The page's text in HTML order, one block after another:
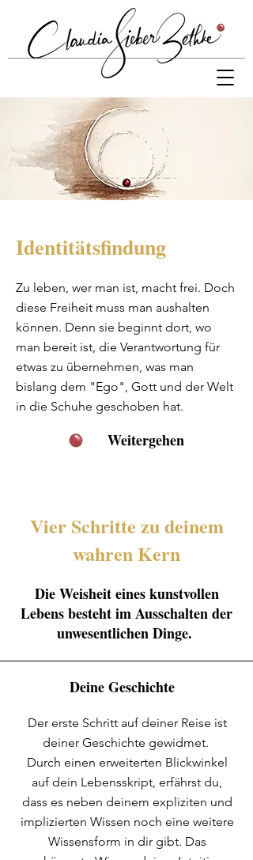
Identitätsfindung
Zu leben, wer man ist, macht frei. Doch
diese Freiheit muss man aushalten
können. Denn sie beginnt dort, wo
man bereit ist, die Verantwortung für
etwas zu übernehmen, was man
bislang dem "Ego", Gott und der Welt
in die Schuhe geschoben hat.
Weitergehen
Vier Schritte zu deinem
wahren Kern
Die Weisheit eines kunstvollen
Lebens besteht im Ausschalten der
unwesentlichen Dinge.
Deine Geschichte
Der erste Schritt auf deiner Reise ist
deiner Geschichte gewidmet.
Durch einen erweiterten Blickwinkel
auf dein Lebensskript, erfährst du,
dass es neben deinem expliziten und
implizierten Wissen noch eine weitere
Wissensform in dir gibt. Das